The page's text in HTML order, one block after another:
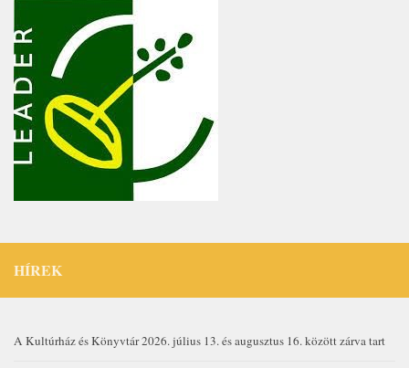
HÍREK
A Kultúrház és Könyvtár 2026. július 13. és augusztus 16. között zárva tart